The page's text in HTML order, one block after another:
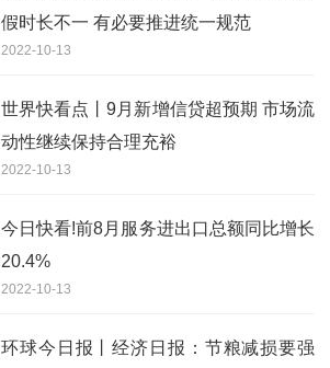
假时长不一 有必要推进统一规范
2022-10-13
世界快看点丨9月新增信贷超预期 市场流
动性继续保持合理充裕
2022-10-13
今日快看!前8月服务进出口总额同比增长
20.4%
2022-10-13
环球今日报丨经济日报：节粮减损要强